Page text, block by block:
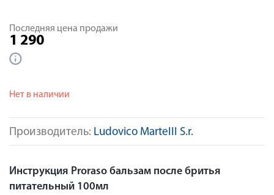
Производитель: Ludovico MarteIII S.r.
Последняя цена продажи
1 290
Нет в наличии
Инструкция Proraso бальзам после бритья
питательный 100мл